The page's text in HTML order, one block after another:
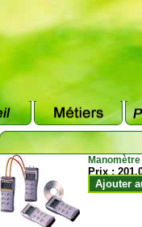
Prix :
Ajouter